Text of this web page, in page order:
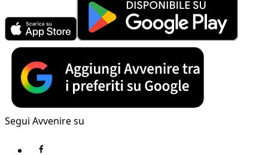
Segui Avvenire su